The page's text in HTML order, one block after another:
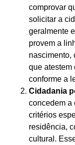
comprovar
solicitar a
geralmente
provem a
nascimento,
que atestem
conforme a
Cidadania
concedem a
critérios
residência,
cultural.